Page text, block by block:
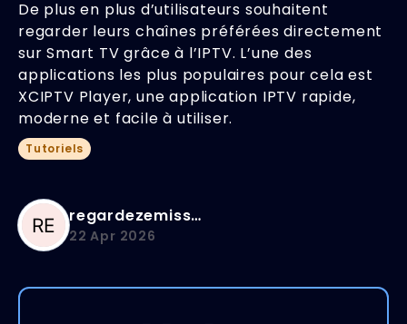
De plus en plus d’utilisateurs souhaitent
regarder leurs chaînes préférées directement
sur Smart TV grâce à l’IPTV. L’une des
applications les plus populaires pour cela est
XCIPTV Player, une application IPTV rapide,
moderne et facile à utiliser.
Tutoriels
regardezemission
22 Apr 2026